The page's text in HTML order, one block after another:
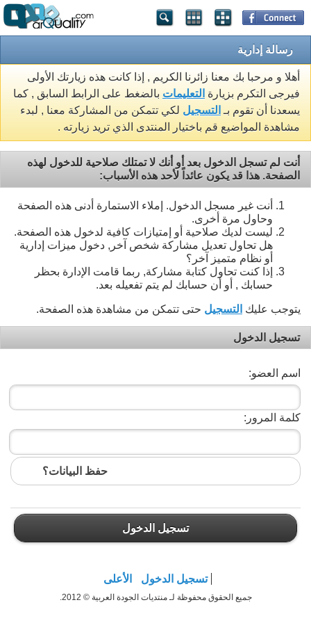
رسالة إدارية
أهلا و مرحبا بك معنا زائرنا الكريم , إذا كانت هذه زيارتك الأولى
فيرجى التكرم بزيارة التعليمات بالضغط على الرابط السابق , كما
يسعدنا أن تقوم بـ التسجيل لكي تتمكن من المشاركة معنا , لبدء
مشاهدة المواضيع قم باختيار المنتدى الذي تريد زيارته .
أنت لم تسجل الدخول بعد أو أنك لا تمتلك صلاحية للدخول لهذه
الصفحة. هذا قد يكون عائداً لأحد هذه الأسباب:
أنت غير مسجل الدخول. إملاء الاستمارة أدنى هذه الصفحة
وحاول مرة أخرى.
ليست لديك صلاحية أو إمتيازات كافية لدخول هذه الصفحة.
هل تحاول تعديل مشاركة شخص آخر, دخول ميزات إدارية
أو نظام متميز آخر؟
إذا كنت تحاول كتابة مشاركة, ربما قامت الإدارة بحظر
حسابك , أو أن حسابك لم يتم تفعيله بعد.
يتوجب عليك التسجيل حتى تتمكن من مشاهدة هذه الصفحة.
تسجيل الدخول
اسم العضو:
كلمة المرور:
حفظ البيانات؟
تسجيل الدخول
تسجيل الدخول الأعلى
جميع الحقوق محفوظة لـ منتديات الجودة العربية © 2012.